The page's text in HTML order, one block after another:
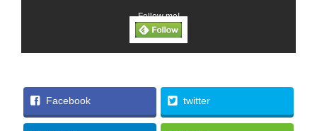
Follow me!
Facebook twitter